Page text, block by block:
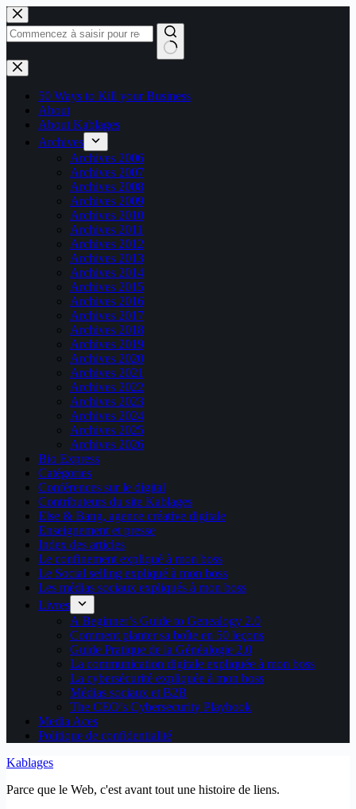
Passer
au
contenu
Aucun
résultat
50 Ways to Kill your Business
About
About Kablages
Archives
Archives 2006
Archives 2007
Archives 2008
Archives 2009
Archives 2010
Archives 2011
Archives 2012
Archives 2013
Archives 2014
Archives 2015
Archives 2016
Archives 2017
Archives 2018
Archives 2019
Archives 2020
Archives 2021
Archives 2022
Archives 2023
Archives 2024
Archives 2025
Archives 2026
Bio Express
Catégories
Conférences sur le digital
Contributeurs du site Kablages
Else & Bang, agence créative digitale
Enseignement et presse
Index des articles
Le confinement expliqué à mon boss
Le Social selling expliqué à mon boss
Les médias sociaux expliqués à mon boss
Livres
A Beginner’s Guide to Genealogy 2.0
Comment planter sa boîte en 50 leçons
Guide Pratique de la Généalogie 2.0
La communication digitale expliquée à mon boss
La cybersécurité expliquée à mon boss
Médias sociaux et B2B
The CEO’s Cybersecurity Playbook
Media Aces
Politique de confidentialité
Kablages
Parce que le Web, c'est avant tout une histoire de liens.